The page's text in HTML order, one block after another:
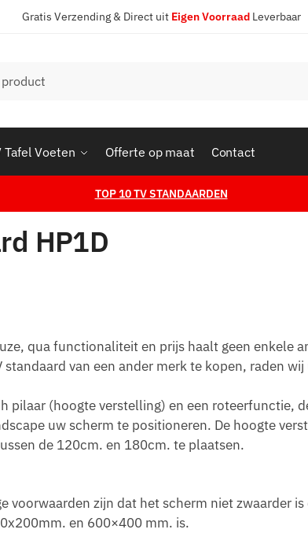
Gratis Verzending & Direct uit Eigen VoorraadLeverbaar
Tafel Voeten Offerte op maat Contact
TOP 10 TV STANDAARDEN
HP1D
qua functionaliteit en prijs haalt geen enkele
van een ander merk te kopen, raden wij
pilaar (hoogte verstelling) en een roteerfunctie,
uw scherm te positioneren. De hoogte
de 120cm. en 180cm. te plaatsen.
voorwaarden zijn dat het scherm niet zwaarder is
en 600×400 mm. is.